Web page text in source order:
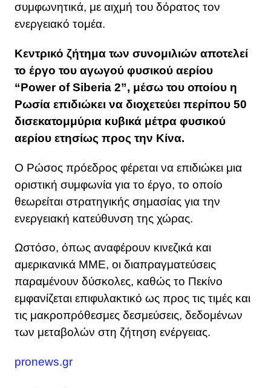
συμφωνητικά, με αιχμή του δόρατος τον
ενεργειακό τομέα.
Κεντρικό ζήτημα των συνομιλιών αποτελεί
το έργο του αγωγού φυσικού αερίου
“Power of Siberia 2”, μέσω του οποίου η
Ρωσία επιδιώκει να διοχετεύει περίπου 50
δισεκατομμύρια κυβικά μέτρα φυσικού
αερίου ετησίως προς την Κίνα.
Ο Ρώσος πρόεδρος φέρεται να επιδιώκει μια
οριστική συμφωνία για το έργο, το οποίο
θεωρείται στρατηγικής σημασίας για την
ενεργειακή κατεύθυνση της χώρας.
Ωστόσο, όπως αναφέρουν κινεζικά και
αμερικανικά ΜΜΕ, οι διαπραγματεύσεις
παραμένουν δύσκολες, καθώς το Πεκίνο
εμφανίζεται επιφυλακτικό ως προς τις τιμές και
τις μακροπρόθεσμες δεσμεύσεις, δεδομένων
των μεταβολών στη ζήτηση ενέργειας.
pronews.gr